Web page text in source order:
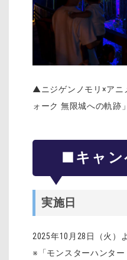
▲ニジゲンノモリ×アニ
ォーク 無限城への軌跡」
■キャン
実施日
2025年10月28日（火）
※「モンスターハンタ